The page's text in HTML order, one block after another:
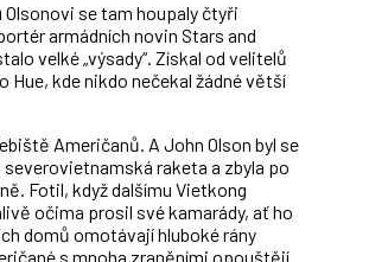
se tam houpaly čtyři
armádních novin Stars and
velké „výsady“. Získal od velitelů
kde nikdo nečekal žádné větší
Američanů. A John Olson byl se
raketa a zbyla po
Fotil, když dalšímu Vietkong
očima prosil své kamarády, ať ho
domů omotávají hluboké rány
s mnoha zraněními opouštějí